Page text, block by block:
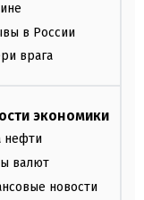
в России
врага
экономики
нефти
валют
новости